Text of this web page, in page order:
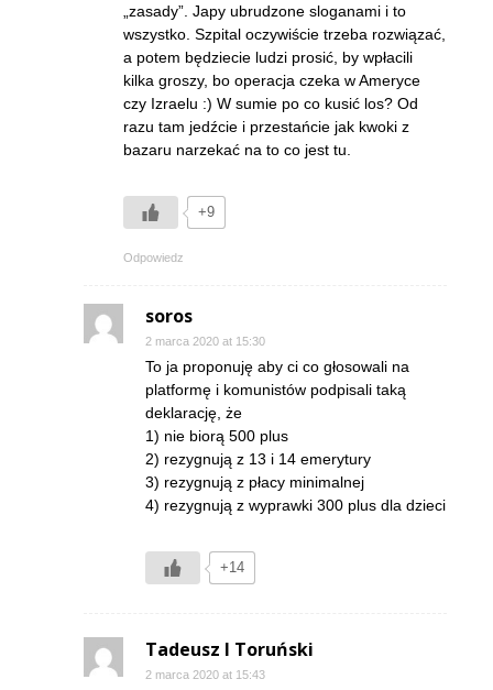
„zasady”. Japy ubrudzone sloganami i to
wszystko. Szpital oczywiście trzeba rozwiązać,
a potem będziecie ludzi prosić, by wpłacili
kilka groszy, bo operacja czeka w Ameryce
czy Izraelu :) W sumie po co kusić los? Od
razu tam jedźcie i przestańcie jak kwoki z
bazaru narzekać na to co jest tu.
+9
Odpowiedz
soros
2 marca 2020 at 15:30
To ja proponuję aby ci co głosowali na
platformę i komunistów podpisali taką
deklarację, że
1) nie biorą 500 plus
2) rezygnują z 13 i 14 emerytury
3) rezygnują z płacy minimalnej
4) rezygnują z wyprawki 300 plus dla dzieci
+14
Tadeusz I Toruński
2 marca 2020 at 15:43